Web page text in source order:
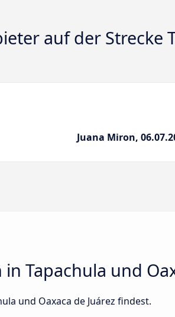
auf der Strecke
Juana Miron,
Tapachula und
und Oaxaca de Juárez findest.